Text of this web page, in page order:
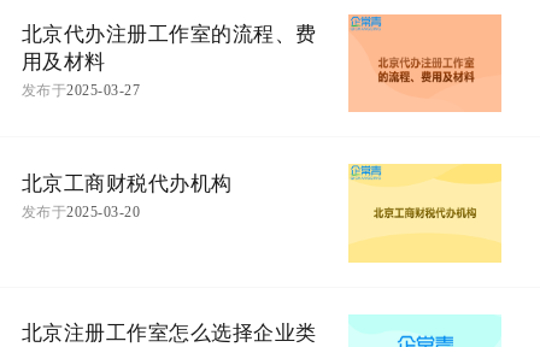
北京代办注册工作室的流程、费
用及材料
发布于2025-03-27
北京工商财税代办机构
发布于2025-03-20
北京注册工作室怎么选择企业类